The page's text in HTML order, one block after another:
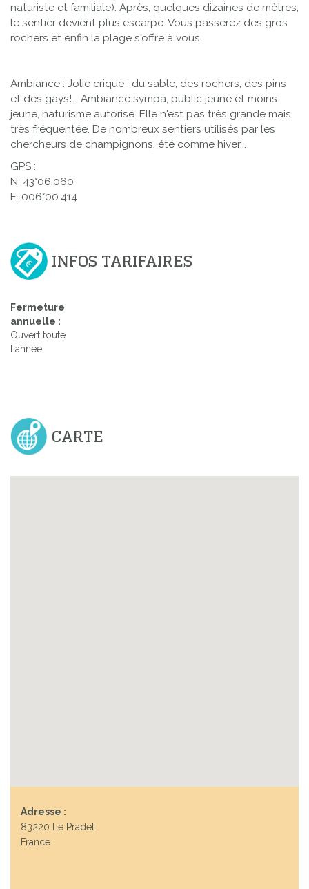
naturiste et familiale). Après, quelques dizaines de mètres,
le sentier devient plus escarpé. Vous passerez des gros
rochers et enfin la plage s'offre à vous.
Ambiance : Jolie crique : du sable, des rochers, des pins
et des gays!... Ambiance sympa, public jeune et moins
jeune, naturisme autorisé. Elle n'est pas très grande mais
très fréquentée. De nombreux sentiers utilisés par les
chercheurs de champignons, été comme hiver...
GPS :
N: 43°06.060
E: 006°00.414
INFOS TARIFAIRES
Fermeture
annuelle :
Ouvert toute
l'année
CARTE
Adresse :
83220 Le Pradet
France